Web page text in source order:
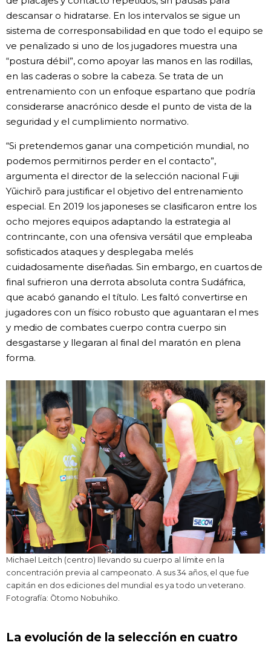
descansar o hidratarse. En los intervalos se sigue un
sistema de corresponsabilidad en que todo el equipo se
ve penalizado si uno de los jugadores muestra una
“postura débil”, como apoyar las manos en las rodillas,
en las caderas o sobre la cabeza. Se trata de un
entrenamiento con un enfoque espartano que podría
considerarse anacrónico desde el punto de vista de la
seguridad y el cumplimiento normativo.
“Si pretendemos ganar una competición mundial, no
podemos permitirnos perder en el contacto”,
argumenta el director de la selección nacional Fujii
Yūichirō para justificar el objetivo del entrenamiento
especial. En 2019 los japoneses se clasificaron entre los
ocho mejores equipos adaptando la estrategia al
contrincante, con una ofensiva versátil que empleaba
sofisticados ataques y desplegaba melés
cuidadosamente diseñadas. Sin embargo, en cuartos de
final sufrieron una derrota absoluta contra Sudáfrica,
que acabó ganando el título. Les faltó convertirse en
jugadores con un físico robusto que aguantaran el mes
y medio de combates cuerpo contra cuerpo sin
desgastarse y llegaran al final del maratón en plena
forma.
Michael Leitch (centro) llevando su cuerpo al límite en la
concentración previa al campeonato. A sus 34 años, el que fue
capitán en dos ediciones del mundial es ya todo un veterano.
Fotografía: Ōtomo Nobuhiko.
La evolución de la selección en cuatro